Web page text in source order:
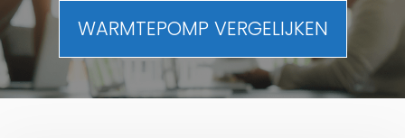
WARMTEPOMP VERGELIJKEN